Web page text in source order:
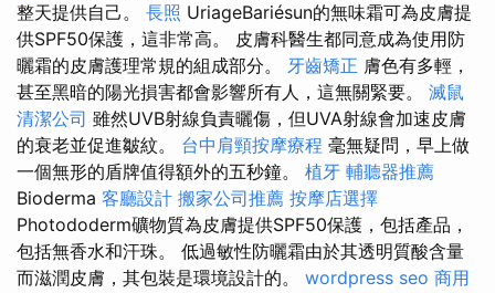
整天提供自己。 長照 UriageBariésun的無味霜可為皮膚提
供SPF50保護，這非常高。 皮膚科醫生都同意成為使用防
曬霜的皮膚護理常規的組成部分。 牙齒矯正 膚色有多輕，
甚至黑暗的陽光損害都會影響所有人，這無關緊要。 滅鼠
清潔公司 雖然UVB射線負責曬傷，但UVA射線會加速皮膚
的衰老並促進皺紋。 台中肩頸按摩療程 毫無疑問，早上做
一個無形的盾牌值得額外的五秒鐘。 植牙 輔聽器推薦
Bioderma 客廳設計 搬家公司推薦 按摩店選擇
Photododerm礦物質為皮膚提供SPF50保護，包括產品，
包括無香水和汗珠。 低過敏性防曬霜由於其透明質酸含量
而滋潤皮膚，其包裝是環境設計的。 wordpress seo 商用